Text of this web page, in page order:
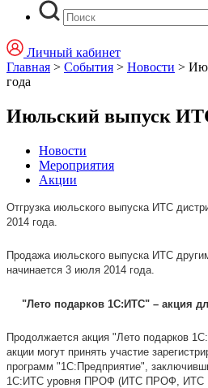
Личный кабинет
Главная > События > Новости >
года
Июльский выпуск
Новости
Мероприятия
Акции
Отгрузка июльского выпуска ИТС
2014 года.
Продажа июльского выпуска ИТС
начинается 3 июля 2014 года.
"Лето подарков 1С:ИТС" – акция
Продолжается акция "Лето подарков
акции могут принять участие
программ "1С:Предприятие",
1С:ИТС уровня ПРОФ (ИТС ПРОФ, ИТС